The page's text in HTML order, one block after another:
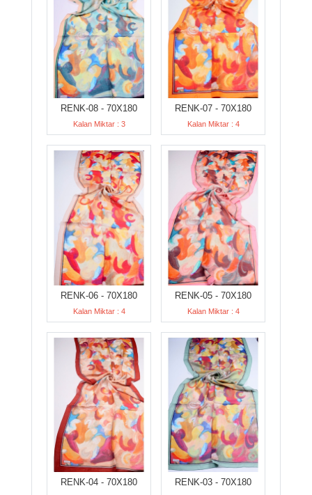
RENK-08 - 70X180
Kalan Miktar : 3
RENK-07 - 70X180
Kalan Miktar : 4
RENK-06 - 70X180
Kalan Miktar : 4
RENK-05 - 70X180
Kalan Miktar : 4
RENK-04 - 70X180 RENK-03 - 70X180